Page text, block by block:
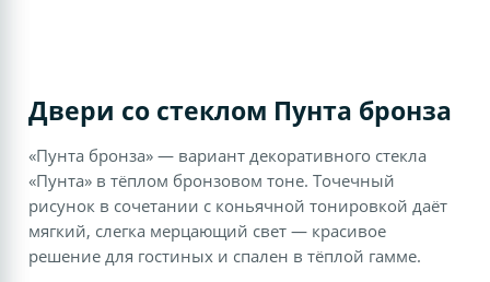
Двери со стеклом Пунта бронза
«Пунта бронза» — вариант декоративного стекла
«Пунта» в тёплом бронзовом тоне. Точечный
рисунок в сочетании с коньячной тонировкой даёт
мягкий, слегка мерцающий свет — красивое
решение для гостиных и спален в тёплой гамме.